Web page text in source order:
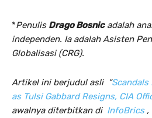
*Penulis Drago Bosnicadalah
independen. Ia adalah Asisten
Globalisasi (CRG).
Artikel ini berjudul asli “Scandals
as Tulsi Gabbard Resigns, CIA
awalnya diterbitkan di InfoBrics,